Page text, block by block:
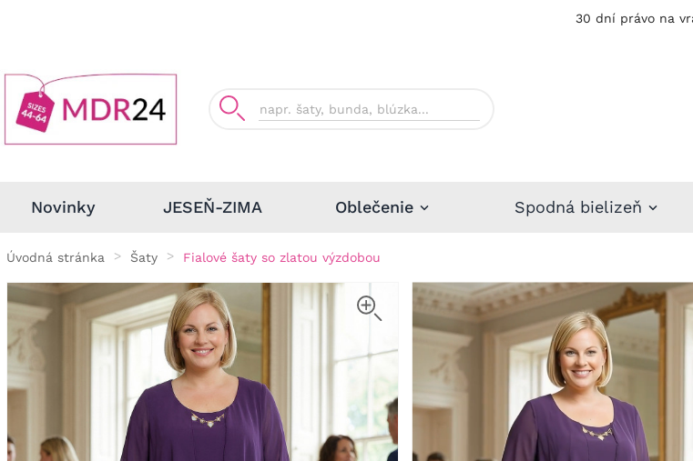
30 dní právo na
Novinky JESEŇ-ZIMA Oblečenie Spodná bielizeň
Úvodná stránka Šaty Fialové šaty so zlatou výzdobou